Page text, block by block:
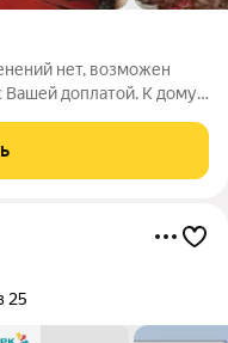
нет, возможен
Вашей доплатой. К дому
В
25